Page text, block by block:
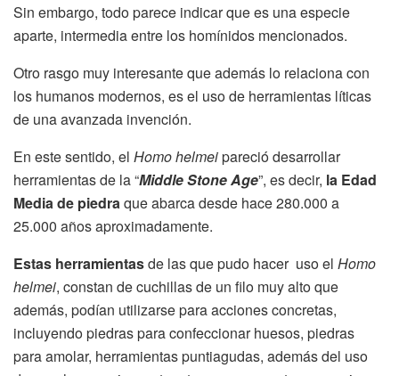
Sin embargo, todo parece indicar que es una especie
aparte, intermedia entre los homínidos mencionados.
Otro rasgo muy interesante que además lo relaciona con
los humanos modernos, es el uso de herramientas líticas
de una avanzada invención.
En este sentido, el Homo helmeipareció desarrollar
herramientas de la “Middle Stone Age”, es decir, la Edad
Media de piedraque abarca desde hace 280.000 a
25.000 años aproximadamente.
Estas herramientasde las que pudo hacer uso el Homo
helmei, constan de cuchillas de un filo muy alto que
además, podían utilizarse para acciones concretas,
incluyendo piedras para confeccionar huesos, piedras
para amolar, herramientas puntiagudas, además del uso